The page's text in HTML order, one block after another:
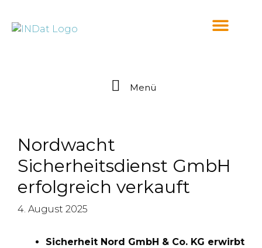
Menü
Nordwacht
Sicherheitsdienst GmbH
erfolgreich verkauft
4. August 2025
Sicherheit Nord GmbH & Co. KG erwirbt